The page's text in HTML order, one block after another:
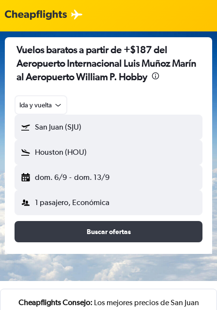
Vuelos baratos a partir de +$187 del
Aeropuerto Internacional Luis Muñoz Marín
al Aeropuerto William P. Hobby
Ida y vuelta
San Juan (SJU)
Houston (HOU)
dom. 6/9 - dom. 13/9
1 pasajero, Económica
Buscar ofertas
Cheapflights Consejo: Los mejores precios de San Juan